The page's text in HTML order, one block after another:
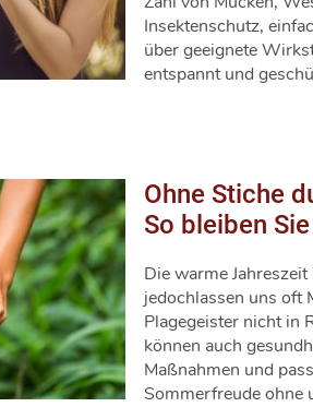
Insektenschutz,
über geeignete
entspannt und
Ohne Stiche
So bleiben
Die warme
jedochlassen uns oft
Plagegeister nicht in
können auch
Maßnahmen und
Sommerfreude ohne